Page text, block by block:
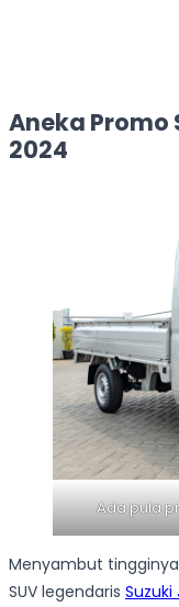
Aneka Promo
2024
Ada pula
Menyambut
SUV legendaris